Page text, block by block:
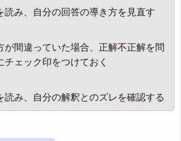
読み、自分の回答の導き方を見直す
が間違っていた場合、正解不正解を問
チェック印をつけておく
読み、自分の解釈とのズレを確認する